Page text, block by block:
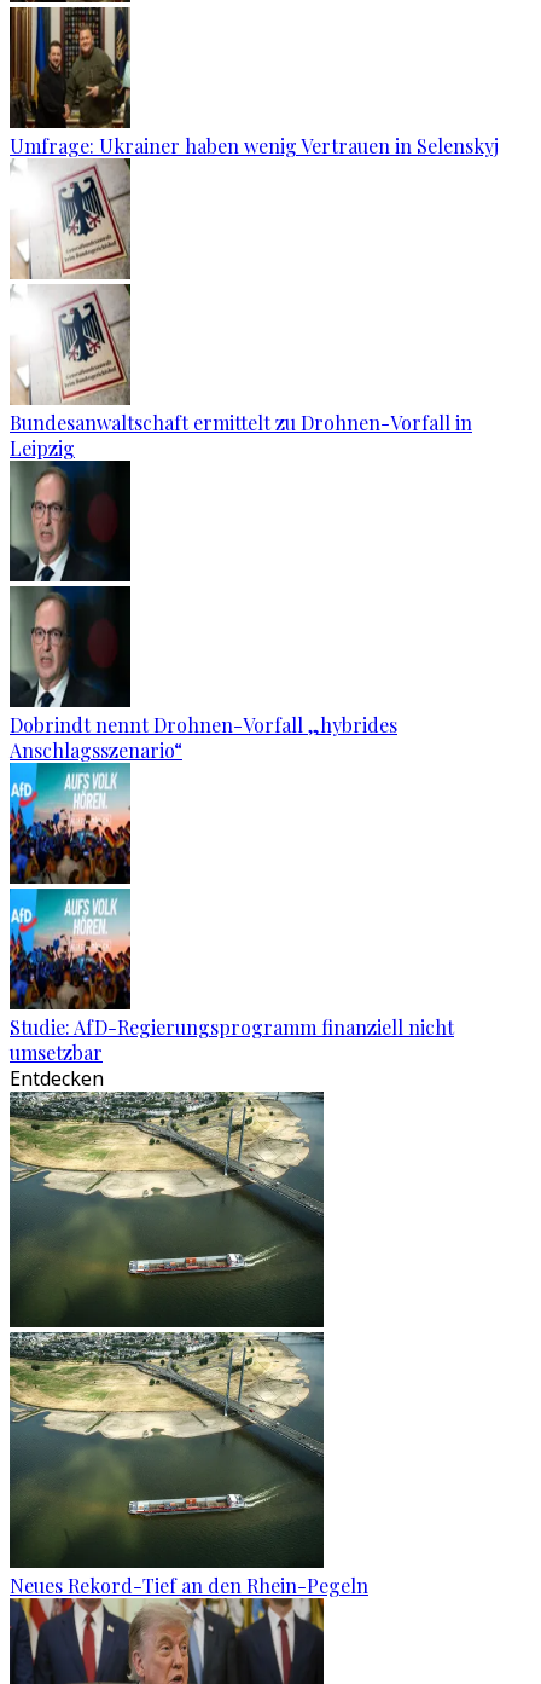
Umfrage: Ukrainer haben wenig Vertrauen in Selenskyj
Bundesanwaltschaft ermittelt zu Drohnen-Vorfall in
Leipzig
Dobrindt nennt Drohnen-Vorfall „hybrides
Anschlagsszenario“
Studie: AfD-Regierungsprogramm finanziell nicht
umsetzbar
Entdecken
Neues Rekord-Tief an den Rhein-Pegeln